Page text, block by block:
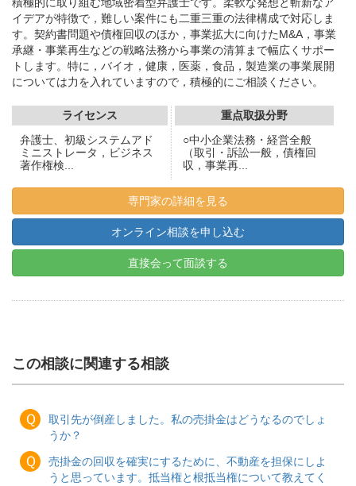
イデアが特徴で，難しい案件にも二重三重の法律構成で対応しま
す。契約書問題や債権回収のほか，事業拡大に向けたM&A，事業
承継・事業再生などの戦略法務から事業の清算まで幅広くサポー
トします。特に，バイオ，健康，医薬，食品，製造業の事業展開
については力を入れていますので，積極的にご相談ください。
ライセンス
弁護士、初級システムアド
ミニストレータ，ビジネス
著作権検...
重点取扱分野
○中小企業法務・経営全般
（取引・訴訟一般，債権回
収，事業再...
専門家の詳細を見る
オンライン相談を申し込む
直接会って面談する
この相談に関連する相談
Ｑ
取引先が倒産しました。私の売掛金はどうなるのでしょ
うか？
Ｑ
売掛金の回収を確実にするために、不動産を担保にしよ
うと思っています。抵当権と根抵当権について教えてく